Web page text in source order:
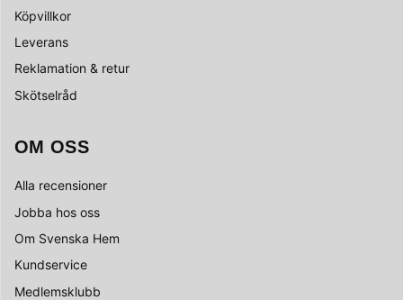
Köpvillkor
Leverans
Reklamation & retur
Skötselråd
OM OSS
Alla recensioner
Jobba hos oss
Om Svenska Hem
Kundservice
Medlemsklubb